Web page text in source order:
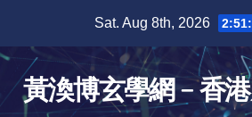
content
Sat. Aug 8th, 2026
黃渙博玄學網﹣香